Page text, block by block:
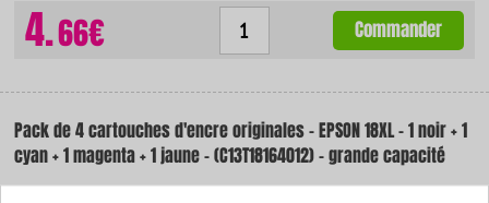
4.66€ Commander
Pack de 4 cartouches d'encre originales - EPSON 18XL - 1 noir + 1
cyan + 1 magenta + 1 jaune - (C13T18164012) - grande capacité